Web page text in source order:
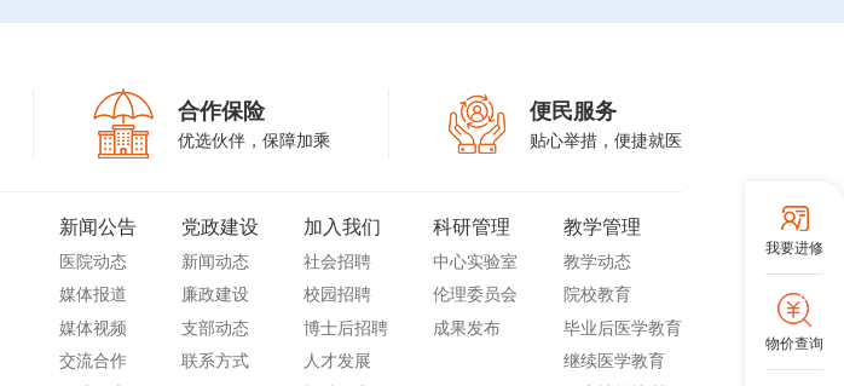
中国医疗保健国际交流促
进会胸痛分会常务委员；
中国医疗保健国际交流促
疗分会常务委员；
中国健康促进与教育协会
心肺血管健康分会常务委
冠心病全国介入专业培训
基地主任；
ACC Fellow; ESC Fellow;
合作保险
优选伙伴，保障加乘
便民服务
贴心举措，便捷就医
新闻公告
医院动态
媒体报道
媒体视频
交流合作
党政建设
新闻动态
廉政建设
支部动态
联系方式
加入我们
社会招聘
校园招聘
博士后招聘
人才发展
科研管理
中心实验室
伦理委员会
成果发布
教学管理
教学动态
院校教育
毕业后医学教育
继续医学教育
我要进修
物价查询